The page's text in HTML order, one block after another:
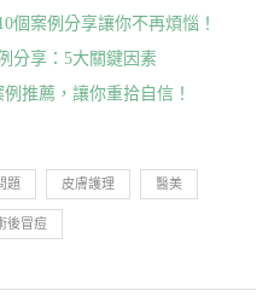
個案例分享讓你不再煩惱！
分享：5大關鍵因素
推薦，讓你重拾自信！
題 皮膚護理 醫美
後冒痘